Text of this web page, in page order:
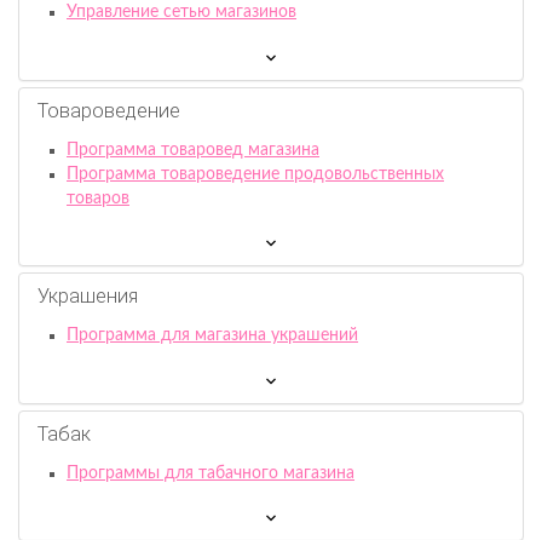
Управление сетью магазинов
Товароведение
Программа товаровед магазина
Программа товароведение продовольственных
товаров
Украшения
Программа для магазина украшений
Табак
Программы для табачного магазина